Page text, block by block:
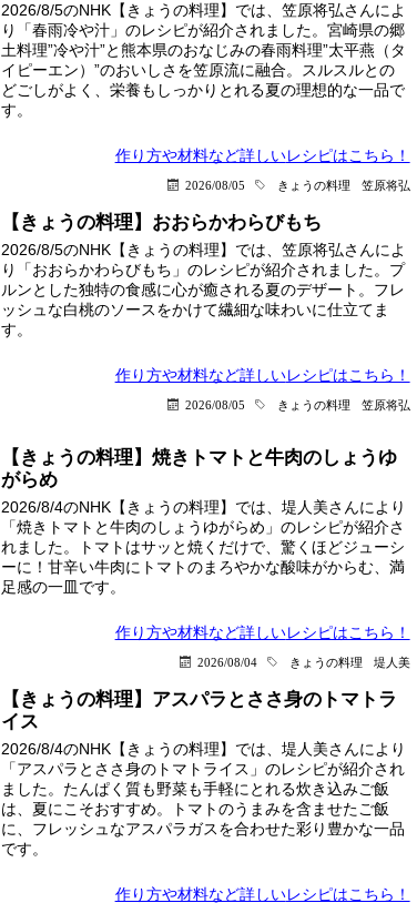
2026/8/5のNHK【きょうの料理】では、笠原将弘さんによ
り「春雨冷や汁」のレシピが紹介されました。宮崎県の郷
土料理”冷や汁”と熊本県のおなじみの春雨料理”太平燕（タ
イピーエン）”のおいしさを笠原流に融合。スルスルとの
どごしがよく、栄養もしっかりとれる夏の理想的な一品で
す。
作り方や材料など詳しいレシピはこちら！
2026/08/05 きょうの料理 笠原将弘
【きょうの料理】おおらかわらびもち
2026/8/5のNHK【きょうの料理】では、笠原将弘さんによ
り「おおらかわらびもち」のレシピが紹介されました。プ
ルンとした独特の食感に心が癒される夏のデザート。フレ
ッシュな白桃のソースをかけて繊細な味わいに仕立てま
す。
作り方や材料など詳しいレシピはこちら！
2026/08/05 きょうの料理 笠原将弘
【きょうの料理】焼きトマトと牛肉のしょうゆ
がらめ
2026/8/4のNHK【きょうの料理】では、堤人美さんにより
「焼きトマトと牛肉のしょうゆがらめ」のレシピが紹介さ
れました。トマトはサッと焼くだけで、驚くほどジューシ
ーに！甘辛い牛肉にトマトのまろやかな酸味がからむ、満
足感の一皿です。
作り方や材料など詳しいレシピはこちら！
2026/08/04 きょうの料理 堤人美
【きょうの料理】アスパラとささ身のトマトラ
イス
2026/8/4のNHK【きょうの料理】では、堤人美さんにより
「アスパラとささ身のトマトライス」のレシピが紹介され
ました。たんぱく質も野菜も手軽にとれる炊き込みご飯
は、夏にこそおすすめ。トマトのうまみを含ませたご飯
に、フレッシュなアスパラガスを合わせた彩り豊かな一品
です。
作り方や材料など詳しいレシピはこちら！